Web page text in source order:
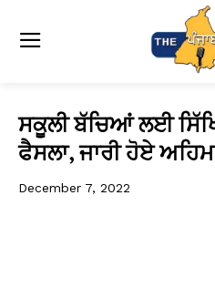
ਸਕੂਲੀ ਬੱਚਿਆਂ ਲਈ
ਫੈਸਲਾ, ਜਾਰੀ ਹੋਏ
December 7, 2022